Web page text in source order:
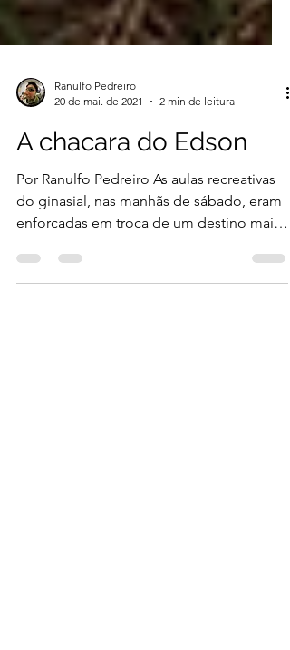
20 de mai. de 2021
2 min de leitura
A chacara do Edson
Por Ranulfo Pedreiro As aulas recreativas
enforcadas em troca de um destino mais
interessante: a...